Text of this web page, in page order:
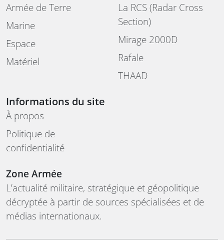
Armée de Terre
Marine
Espace
Matériel
La RCS (Radar Cross
Section)
Mirage 2000D
Rafale
THAAD
Informations du site
À propos
Politique de
confidentialité
Zone Armée
L’actualité militaire, stratégique et géopolitique
décryptée à partir de sources spécialisées et de
médias internationaux.